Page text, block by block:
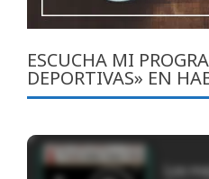
ESCUCHA MI
DEPORTIVAS» EN